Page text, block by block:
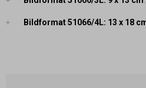
Bildformat 51066/4L: 13 x 18